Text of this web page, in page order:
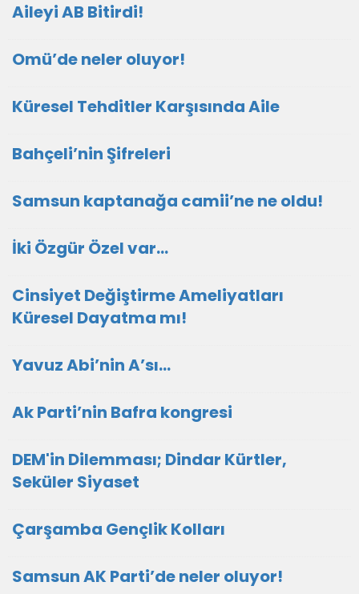
Aileyi AB Bitirdi!
Omü’de neler oluyor!
Küresel Tehditler Karşısında Aile
Bahçeli’nin Şifreleri
Samsun kaptanağa camii’ne ne oldu!
İki Özgür Özel var…
Cinsiyet Değiştirme Ameliyatları
Küresel Dayatma mı!
Yavuz Abi’nin A’sı…
Ak Parti’nin Bafra kongresi
DEM'in Dilemması; Dindar Kürtler,
Seküler Siyaset
Çarşamba Gençlik Kolları
Samsun AK Parti’de neler oluyor!